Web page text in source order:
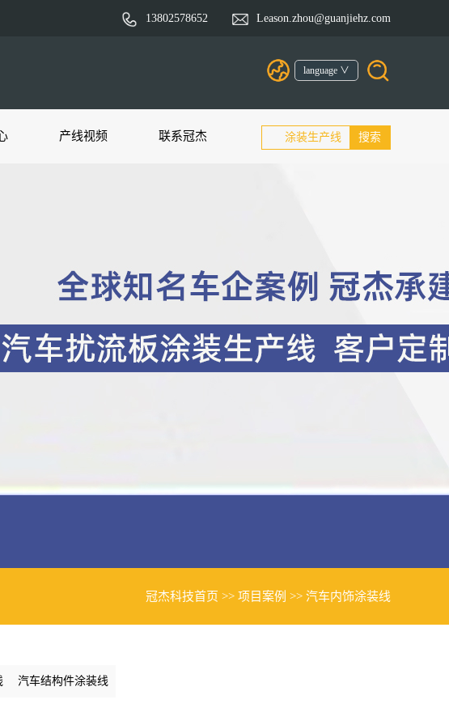
13802578652 Leason.zhou@guanjiehz.com
language ∨
产线视频 联系冠杰
冠杰科技首页 >> 项目案例 >> 汽车内饰涂装线
汽车结构件涂装线